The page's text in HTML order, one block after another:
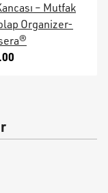
– Mutfak
Organizer-